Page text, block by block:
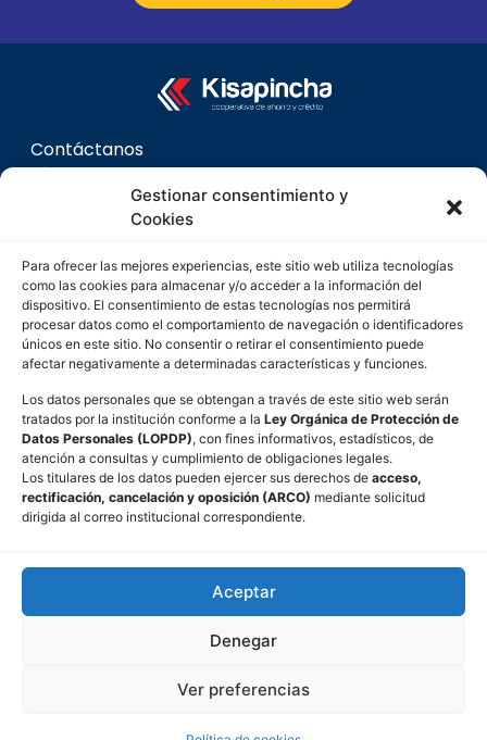
Gestionar consentimiento y
Cookies
Para ofrecer las mejores experiencias, este sitio web utiliza tecnologías
como las cookies para almacenar y/o acceder a la información del
dispositivo. El consentimiento de estas tecnologías nos permitirá
procesar datos como el comportamiento de navegación o identificadores
únicos en este sitio. No consentir o retirar el consentimiento puede
afectar negativamente a determinadas características y funciones.
Los datos personales que se obtengan a través de este sitio web serán
tratados por la institución conforme a la Ley Orgánica de Protección de
Datos Personales (LOPDP), con fines informativos, estadísticos, de
atención a consultas y cumplimiento de obligaciones legales.
Los titulares de los datos pueden ejercer sus derechos de acceso,
rectificación, cancelación y oposición (ARCO) mediante solicitud
dirigida al correo institucional correspondiente.
Aceptar
Denegar
Ver preferencias
Contáctanos
¿Quiénes somos?
Historia
Productos y servicios
Ahorros
Inversiones
Créditos
Súmate a KISAPINCHA
Pago de servicios
Contacto y ayuda